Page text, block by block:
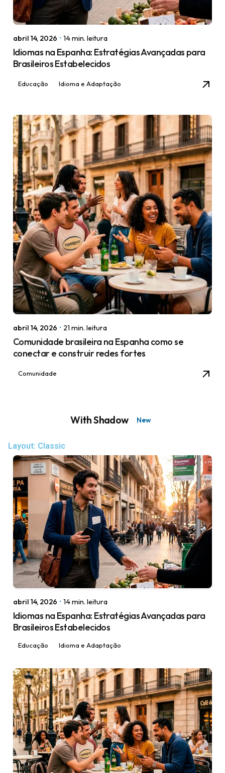
abril 14, 2026 14 min. leitura
Idiomas na Espanha: Estratégias Avançadas para
Brasileiros Estabelecidos
Educação Idioma e Adaptação
Posted by
igorodrigues.web@gmail.com
abril 14, 2026 21 min. leitura
Comunidade brasileira na Espanha como se
conectar e construir redes fortes
Comunidade
With Shadow New
Layout: Classic
Posted by
igorodrigues.web@gmail.com
abril 14, 2026 14 min. leitura
Idiomas na Espanha: Estratégias Avançadas para
Brasileiros Estabelecidos
Educação Idioma e Adaptação